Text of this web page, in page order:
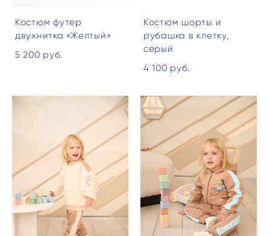
Костюм футер
двухнитка «Желтый»
5 200 pуб.
Костюм шорты и
рубашка в клетку,
серый
4 100 pуб.